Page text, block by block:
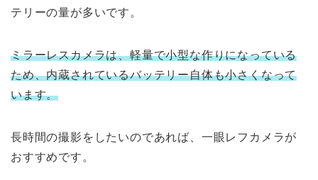
テリーの量が多いです。
ミラーレスカメラは、軽量で小型な作りになっている
ため、内蔵されているバッテリー自体も小さくなって
います。
長時間の撮影をしたいのであれば、一眼レフカメラが
おすすめです。